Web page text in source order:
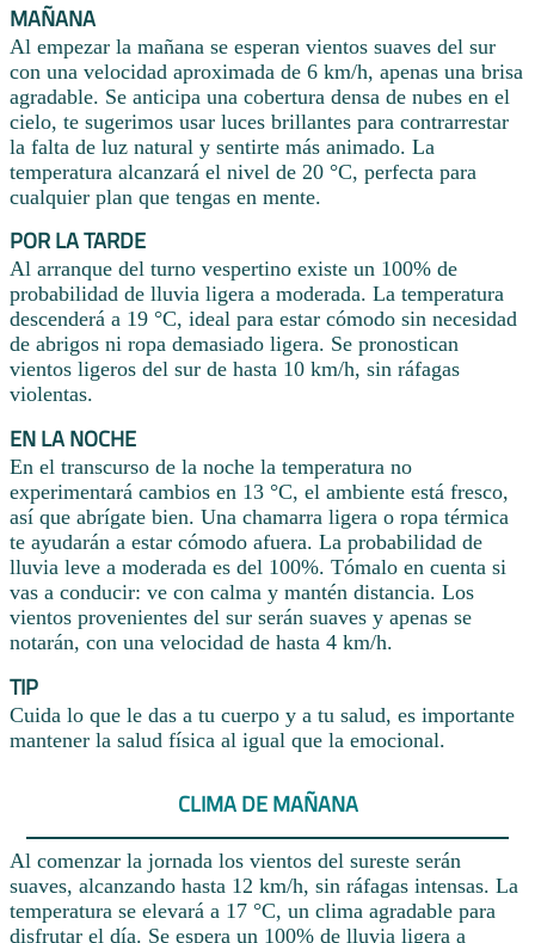
MAÑANA
Al empezar la mañana se esperan vientos suaves del sur
con una velocidad aproximada de 6 km/h, apenas una brisa
agradable. Se anticipa una cobertura densa de nubes en el
cielo, te sugerimos usar luces brillantes para contrarrestar
la falta de luz natural y sentirte más animado. La
temperatura alcanzará el nivel de 20 °C, perfecta para
cualquier plan que tengas en mente.
POR LA TARDE
Al arranque del turno vespertino existe un 100% de
probabilidad de lluvia ligera a moderada. La temperatura
descenderá a 19 °C, ideal para estar cómodo sin necesidad
de abrigos ni ropa demasiado ligera. Se pronostican
vientos ligeros del sur de hasta 10 km/h, sin ráfagas
violentas.
EN LA NOCHE
En el transcurso de la noche la temperatura no
experimentará cambios en 13 °C, el ambiente está fresco,
así que abrígate bien. Una chamarra ligera o ropa térmica
te ayudarán a estar cómodo afuera. La probabilidad de
lluvia leve a moderada es del 100%. Tómalo en cuenta si
vas a conducir: ve con calma y mantén distancia. Los
vientos provenientes del sur serán suaves y apenas se
notarán, con una velocidad de hasta 4 km/h.
TIP
Cuida lo que le das a tu cuerpo y a tu salud, es importante
mantener la salud física al igual que la emocional.
CLIMA DE MAÑANA
Al comenzar la jornada los vientos del sureste serán
suaves, alcanzando hasta 12 km/h, sin ráfagas intensas. La
temperatura se elevará a 17 °C, un clima agradable para
disfrutar el día. Se espera un 100% de lluvia ligera a